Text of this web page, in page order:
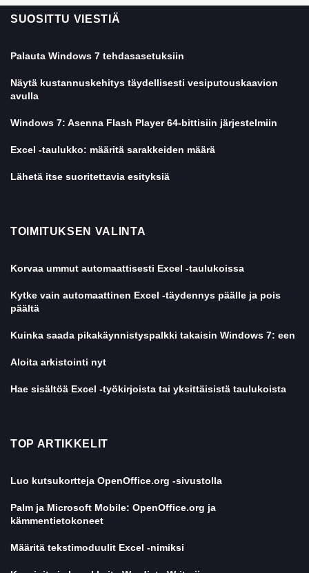
SUOSITTU VIESTIÄ
Palauta Windows 7 tehdasasetuksiin
Näytä kustannuskehitys täydellisesti vesiputouskaavion
avulla
Windows 7: Asenna Flash Player 64-bittisiin järjestelmiin
Excel -taulukko: määritä sarakkeiden määrä
Lähetä itse suoritettavia esityksiä
TOIMITUKSEN VALINTA
Korvaa ummut automaattisesti Excel -taulukoissa
Kytke vain automaattinen Excel -täydennys päälle ja pois
päältä
Kuinka saada pikakäynnistyspalkki takaisin Windows 7: een
Aloita arkistointi nyt
Hae sisältöä Excel -työkirjoista tai yksittäisistä taulukoista
TOP ARTIKKELIT
Luo kutsukortteja OpenOffice.org -sivustolla
Palm ja Microsoft Mobile: OpenOffice.org ja
kämmentietokoneet
Määritä tekstimoduulit Excel -nimiksi